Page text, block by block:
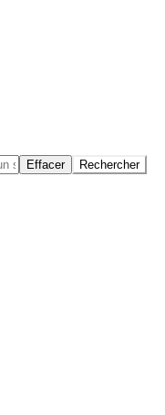
Effacer Rechercher